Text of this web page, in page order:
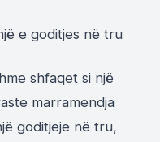
e goditjes në tru
shfaqet si një
marramendja
goditjeje në tru,